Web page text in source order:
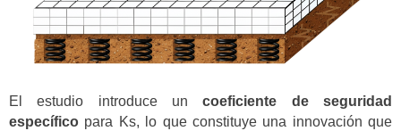
El estudio introduce uncoeficiente de seguridad
específico para Ks, lo que constituye una innovación que